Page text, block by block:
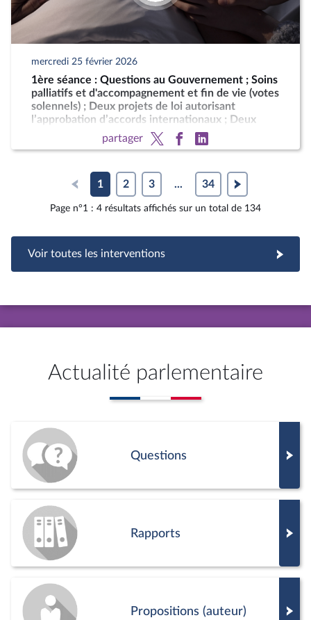
mercredi 25 février 2026
1ère séance : Questions au Gouvernement ; Soins
palliatifs et d'accompagnement et fin de vie (votes
solennels) ; Deux projets de loi autorisant
l’approbation d’accords internationaux ; Deux
motions de censure (art. 49, al. 2, de la
partager
1 2 3 ... 34
Page n°1 : 4 résultats affichés sur un total de 134
Voir toutes les interventions
Actualité parlementaire
Questions
Rapports
Propositions (auteur)